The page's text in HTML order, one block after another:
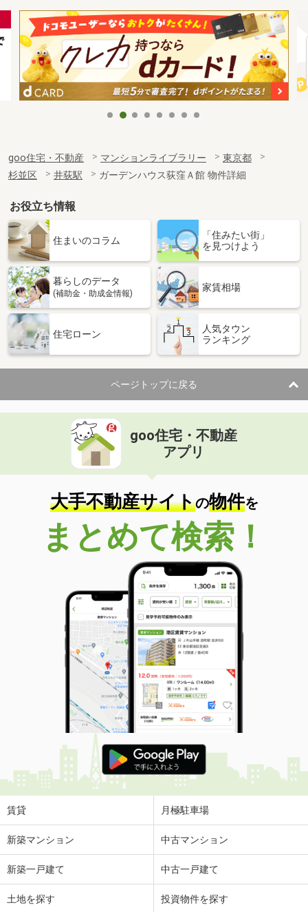
goo住宅・不動産 マンションライブラリー
東京都
杉並区
井荻駅 ガーデンハウス荻窪Ａ館 物件詳細
お役立ち情報
住まいのコラム
「住みたい街」
を見つけよう
暮らしのデータ
(補助金・助成金情報)
家賃相場
住宅ローン
人気タウン
ランキング
ページトップに戻る
goo住宅・不動産
アプリ
大手不動産サイトの物件を
まとめて検索！
賃貸 月極駐車場
新築マンション 中古マンション
新築一戸建て 中古一戸建て
土地を探す 投資物件を探す